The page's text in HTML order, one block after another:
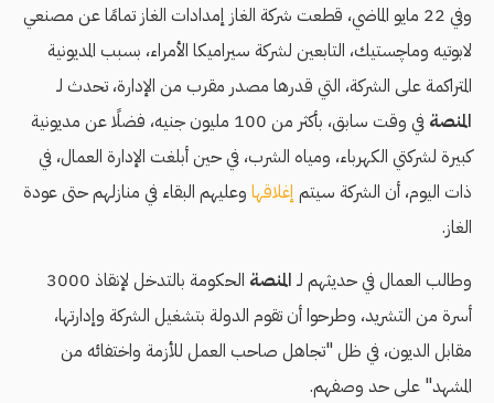
وفي 22 مايو الماضي، قطعت شركة الغاز إمدادات الغاز تمامًا عن مصنعي
لابوتيه وماچستيك، التابعين لشركة سيراميكا الأمراء، بسبب المديونية
المتراكمة على الشركة، التي قدرها مصدر مقرب من الإدارة، تحدث لـ
المنصة
في وقت سابق، بأكثر من 100 مليون جنيه، فضلًا عن مديونية
كبيرة لشركتي الكهرباء، ومياه الشرب، في حين أبلغت الإدارة العمال، في
ذات اليوم، أن الشركة سيتم إغلاقها وعليهم البقاء في منازلهم حتى عودة
الغاز.
وطالب العمال في حديثهم لـ المنصة
الحكومة بالتدخل لإنقاذ 3000
أسرة من التشريد، وطرحوا أن تقوم الدولة بتشغيل الشركة وإدارتها،
مقابل الديون، في ظل "تجاهل صاحب العمل للأزمة واختفائه من
المشهد" على حد وصفهم.